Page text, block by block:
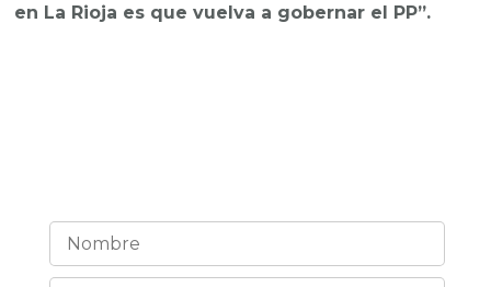
en La Rioja es que vuelva a gobernar el PP”.